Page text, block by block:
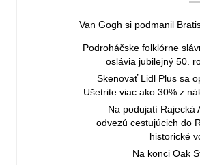
Van Gogh si podmanil
Podroháčske folklórne
oslávia jubilejný 50.
Skenovať Lidl Plus sa
Ušetrite viac ako 30% z
Na podujatí Rajecká
odvezú cestujúcich do
historické
Na konci Oak